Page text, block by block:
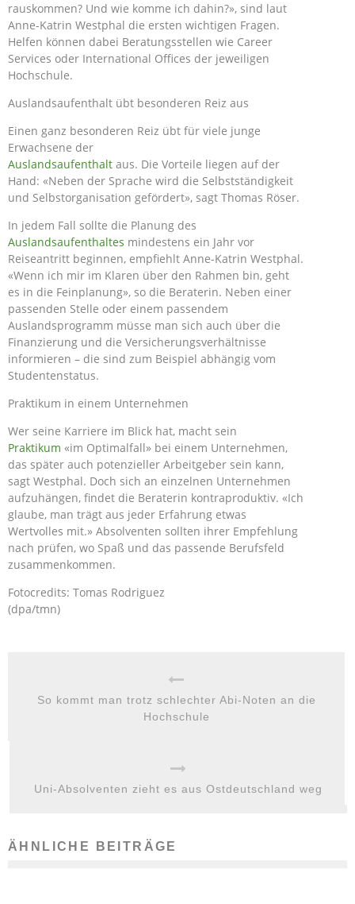
rauskommen? Und wie komme ich dahin?», sind laut
Anne-Katrin Westphal die ersten wichtigen Fragen.
Helfen können dabei Beratungsstellen wie Career
Services oder International Offices der jeweiligen
Hochschule.
Auslandsaufenthalt übt besonderen Reiz aus
Einen ganz besonderen Reiz übt für viele junge
Erwachsene der
Auslandsaufenthalt aus. Die Vorteile liegen auf der
Hand: «Neben der Sprache wird die Selbstständigkeit
und Selbstorganisation gefördert», sagt Thomas Röser.
In jedem Fall sollte die Planung des
Auslandsaufenthaltes mindestens ein Jahr vor
Reiseantritt beginnen, empfiehlt Anne-Katrin Westphal.
«Wenn ich mir im Klaren über den Rahmen bin, geht
es in die Feinplanung», so die Beraterin. Neben einer
passenden Stelle oder einem passendem
Auslandsprogramm müsse man sich auch über die
Finanzierung und die Versicherungsverhältnisse
informieren – die sind zum Beispiel abhängig vom
Studentenstatus.
Praktikum in einem Unternehmen
Wer seine Karriere im Blick hat, macht sein
Praktikum «im Optimalfall» bei einem Unternehmen,
das später auch potenzieller Arbeitgeber sein kann,
sagt Westphal. Doch sich an einzelnen Unternehmen
aufzuhängen, findet die Beraterin kontraproduktiv. «Ich
glaube, man trägt aus jeder Erfahrung etwas
Wertvolles mit.» Absolventen sollten ihrer Empfehlung
nach prüfen, wo Spaß und das passende Berufsfeld
zusammenkommen.
Fotocredits: Tomas Rodriguez
(dpa/tmn)
So kommt man trotz schlechter Abi-Noten an die
Hochschule
Uni-Absolventen zieht es aus Ostdeutschland weg
ÄHNLICHE BEITRÄGE